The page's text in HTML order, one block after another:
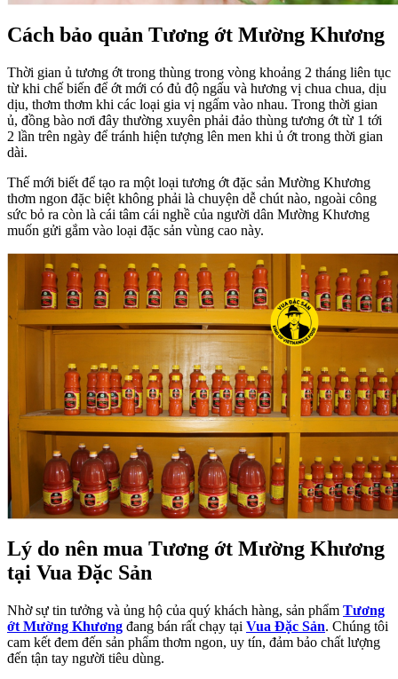
Cách bảo quản Tương ớt Mường Khương
Thời gian ủ tương ớt trong thùng trong vòng khoảng 2 tháng liên tục
từ khi chế biến để ớt mới có đủ độ ngấu và hương vị chua chua, dịu
dịu, thơm thơm khi các loại gia vị ngấm vào nhau. Trong thời gian
ủ, đồng bào nơi đây thường xuyên phải đảo thùng tương ớt từ 1 tới
2 lần trên ngày để tránh hiện tượng lên men khi ủ ớt trong thời gian
dài.
Thế mới biết để tạo ra một loại tương ớt đặc sản Mường Khương
thơm ngon đặc biệt không phải là chuyện dễ chút nào, ngoài công
sức bỏ ra còn là cái tâm cái nghề của người dân Mường Khương
muốn gửi gắm vào loại đặc sản vùng cao này.
Lý do nên mua Tương ớt Mường Khương
tại Vua Đặc Sản
Nhờ sự tin tưởng và ủng hộ của quý khách hàng, sản phẩm Tương
ớt Mường Khương đang bán rất chạy tại Vua Đặc Sản. Chúng tôi
cam kết đem đến sản phẩm thơm ngon, uy tín, đảm bảo chất lượng
đến tận tay người tiêu dùng.